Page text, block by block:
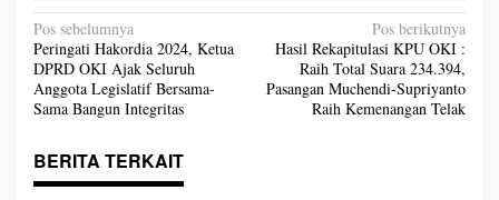
N
a
v
i
g
a
s
o
s
Pos sebelumnya
Peringati Hakordia 2024, Ketua
DPRD OKI Ajak Seluruh
Anggota Legislatif Bersama-
Sama Bangun Integritas
Pos berikutnya
Hasil Rekapitulasi KPU OKI :
Raih Total Suara 234.394,
Pasangan Muchendi-Supriyanto
Raih Kemenangan Telak
BERITA TERKAIT